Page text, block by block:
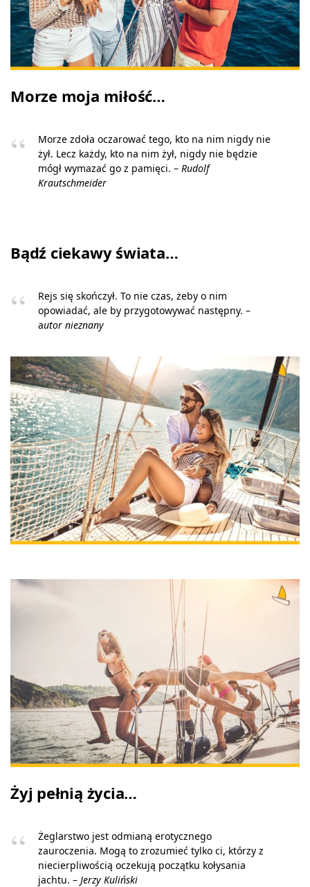
Morze moja miłość…
Morze zdoła oczarować tego, kto na nim nigdy nie
żył. Lecz każdy, kto na nim żył, nigdy nie będzie
mógł wymazać go z pamięci. – Rudolf
Krautschmeider
Bądź ciekawy świata…
Rejs się skończył. To nie czas, żeby o nim
opowiadać, ale by przygotowywać następny. –
autor nieznany
Żyj pełnią życia…
Żeglarstwo jest odmianą erotycznego
zauroczenia. Mogą to zrozumieć tylko ci, którzy z
niecierpliwością oczekują początku kołysania
jachtu. – Jerzy Kuliński